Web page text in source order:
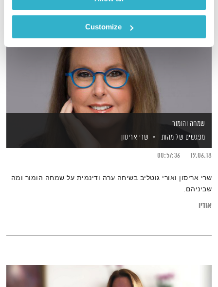
Customize
שמחה והומור
מפגשים של מהות
שרי אריסון
19.06.18
00:57:36
שרי אריסון ואורי גוטליב בשיחה ערה ודינמית על שמחה הומור ומה
שביניהם.
אודיו